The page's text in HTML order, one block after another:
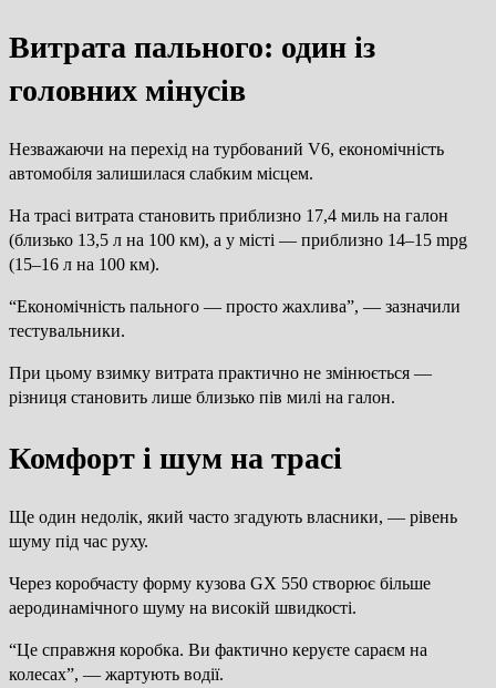
Витрата пального: один із
головних мінусів
Незважаючи на перехід на турбований V6, економічність
автомобіля залишилася слабким місцем.
На трасі витрата становить приблизно 17,4 миль на галон
(близько 13,5 л на 100 км), а у місті — приблизно 14–15 mpg
(15–16 л на 100 км).
“Економічність пального — просто жахлива”, — зазначили
тестувальники.
При цьому взимку витрата практично не змінюється —
різниця становить лише близько пів милі на галон.
Комфорт і шум на трасі
Ще один недолік, який часто згадують власники, — рівень
шуму під час руху.
Через коробчасту форму кузова GX 550 створює більше
аеродинамічного шуму на високій швидкості.
“Це справжня коробка. Ви фактично керуєте сараєм на
колесах”, — жартують водії.